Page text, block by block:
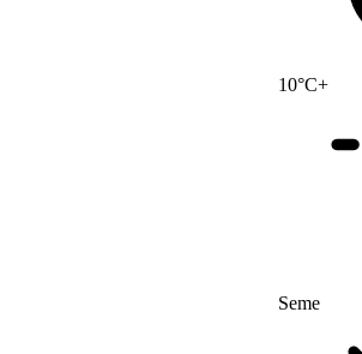
10°C+
Seme